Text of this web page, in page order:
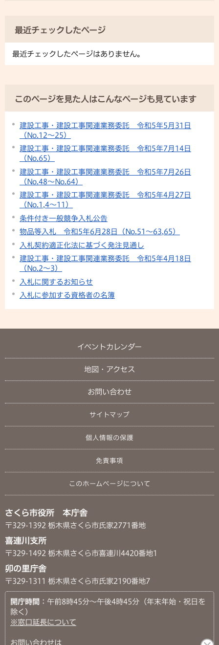
最近チェックしたページ
最近チェックしたページはありません。
このページを見た人はこんなページも見ています
建設工事・建設工事関連業務委託 令和5年5月31日
（No.12〜25）
建設工事・建設工事関連業務委託 令和5年7月14日
（No.65）
建設工事・建設工事関連業務委託 令和5年7月26日
（No.48〜No.64）
建設工事・建設工事関連業務委託 令和5年4月27日
（No.1,4〜11）
条件付き一般競争入札公告
物品等入札 令和5年6月28日（No.51～63,65）
入札契約適正化法に基づく発注見通し
建設工事・建設工事関連業務委託 令和5年4月18日
（No.2〜3）
入札に関するお知らせ
入札に参加する資格者の名簿
イベントカレンダー
地図・アクセス
お問い合わせ
サイトマップ
個人情報の保護
免責事項
このホームページについて
さくら市役所 本庁舎
〒329-1392 栃木県さくら市氏家2771番地
喜連川支所
〒329-1492 栃木県さくら市喜連川4420番地1
卯の里庁舎
〒329-1311 栃木県さくら市氏家2190番地7
開庁時間 ：午前8時45分～午後4時45分（年末年始・祝日を
除く）
※窓口延長について
お問い合わせは